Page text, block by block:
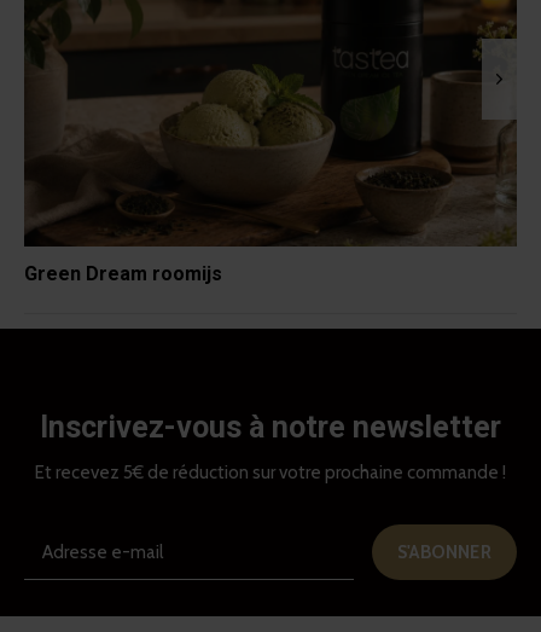
Green Dream roomijs
Inscrivez-vous à notre newsletter
Et recevez 5€ de réduction sur votre prochaine commande !
S'ABONNER